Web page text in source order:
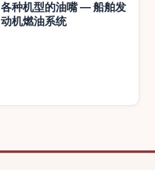
各种机型的油嘴 — 船舶发
动机燃油系统